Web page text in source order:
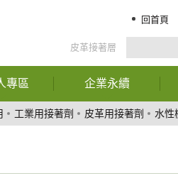
回首頁
皮革接著層
專區
訊
欄
企業永續
報告書下載
ESG關鍵績效指標
工業用接著劑 皮革用接著劑 水性